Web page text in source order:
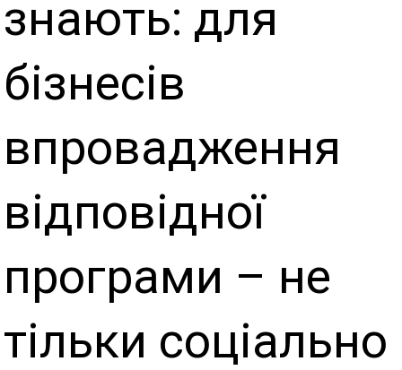
знають: для
бізнесів
впровадження
відповідної
програми – не
тільки соціально